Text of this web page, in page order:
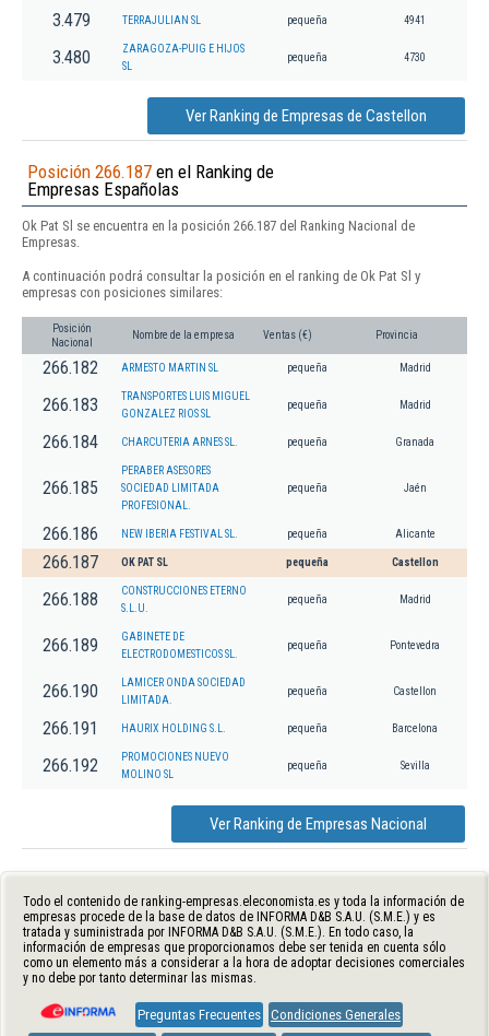
3.479 TERRAJULIAN SL pequeña 4941
3.480
ZARAGOZA-PUIG E HIJOS
SL
pequeña 4730
Ver Ranking de Empresas de Castellon
Posición 266.187 en el Ranking de
Empresas Españolas
Ok Pat Sl se encuentra en la posición 266.187 del Ranking Nacional de
Empresas.
A continuación podrá consultar la posición en el ranking de Ok Pat Sl y
empresas con posiciones similares:
Posición
Nacional
Nombre de la empresa Ventas (€) Provincia
266.182 ARMESTO MARTIN SL pequeña Madrid
266.183
TRANSPORTES LUIS MIGUEL
GONZALEZ RIOS SL
pequeña Madrid
266.184 CHARCUTERIA ARNES SL. pequeña Granada
266.185
PERABER ASESORES
SOCIEDAD LIMITADA
PROFESIONAL.
pequeña Jaén
266.186 NEW IBERIA FESTIVAL SL. pequeña Alicante
266.187 OK PAT SL pequeña Castellon
266.188
CONSTRUCCIONES ETERNO
S.L.U.
pequeña Madrid
266.189
GABINETE DE
ELECTRODOMESTICOS SL.
pequeña Pontevedra
266.190
LAMICER ONDA SOCIEDAD
LIMITADA.
pequeña Castellon
266.191 HAURIX HOLDING S.L. pequeña Barcelona
266.192
PROMOCIONES NUEVO
MOLINO SL
pequeña Sevilla
Ver Ranking de Empresas Nacional
Todo el contenido de ranking-empresas.eleconomista.es y toda la información de
empresas procede de la base de datos de INFORMA D&B S.A.U. (S.M.E.) y es
tratada y suministrada por INFORMA D&B S.A.U. (S.M.E.). En todo caso, la
información de empresas que proporcionamos debe ser tenida en cuenta sólo
como un elemento más a considerar a la hora de adoptar decisiones comerciales
y no debe por tanto determinar las mismas.
Preguntas Frecuentes Condiciones Generales